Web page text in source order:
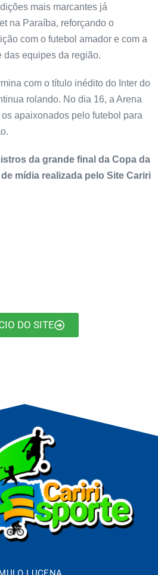
mais marcantes já
na Paraíba, reforçando o
com o futebol amador e com a
das equipes da região.
com o título inédito do Inter do
rolando. No dia 16, a Arena
apaixonados pelo futebol para
da grande final da Copa da
mídia realizada pelo Site Cariri